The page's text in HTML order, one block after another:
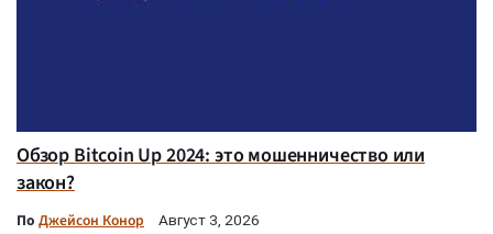
Обзор Bitcoin Up 2024: это мошенничество или
закон?
По Джейсон Конор Август 3, 2026